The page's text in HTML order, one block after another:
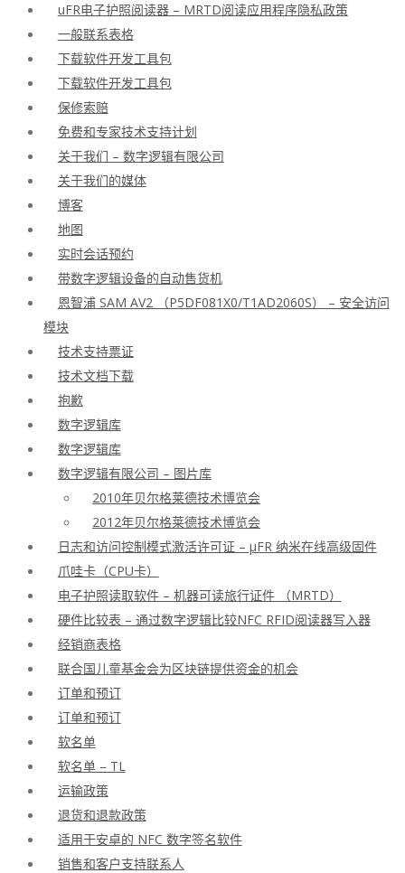
uFR电子护照阅读器 – MRTD阅读应用程序隐私政策
一般联系表格
下载软件开发工具包
下载软件开发工具包
保修索赔
免费和专家技术支持计划
关于我们 – 数字逻辑有限公司
关于我们的媒体
博客
地图
实时会话预约
带数字逻辑设备的自动售货机
恩智浦 SAM AV2 （P5DF081X0/T1AD2060S） – 安全访问
模块
技术支持票证
技术文档下载
抱歉
数字逻辑库
数字逻辑库
数字逻辑有限公司 – 图片库
2010年贝尔格莱德技术博览会
2012年贝尔格莱德技术博览会
日志和访问控制模式激活许可证 – μFR 纳米在线高级固件
爪哇卡（CPU卡）
电子护照读取软件 – 机器可读旅行证件 （MRTD）
硬件比较表 – 通过数字逻辑比较NFC RFID阅读器写入器
经销商表格
联合国儿童基金会为区块链提供资金的机会
订单和预订
订单和预订
软名单
软名单 – TL
运输政策
退货和退款政策
适用于安卓的 NFC 数字签名软件
销售和客户支持联系人